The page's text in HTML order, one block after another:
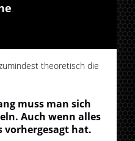
theoretisch die
muss man sich
Auch wenn alles
hat.